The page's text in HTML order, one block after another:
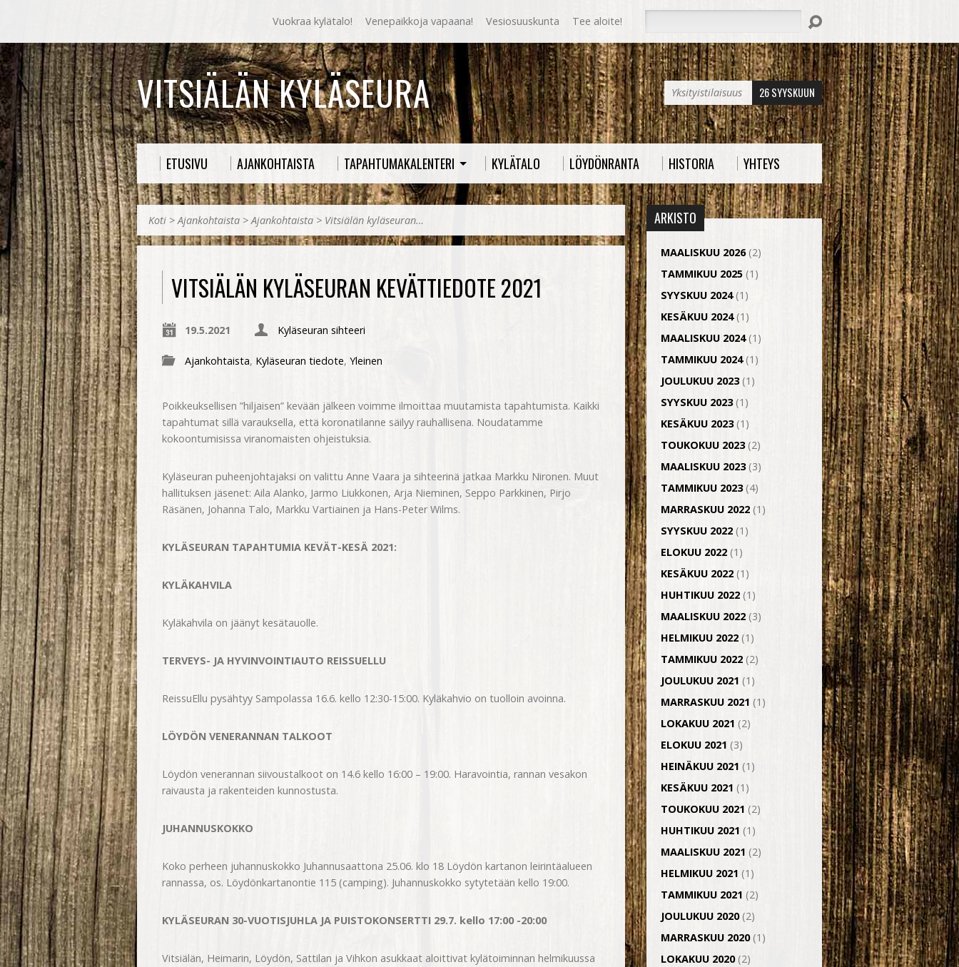
Vuokraa kylätalo! Venepaikkoja vapaana! Vesiosuuskunta Tee aloite!
VITSIÄLÄN KYLÄSEURA Yksityistilaisuus 26 SYYSKUUN
ETUSIVU AJANKOHTAISTA TAPAHTUMAKALENTERI KYLÄTALO LÖYDÖNRANTA HISTORIA YHTEYS
Koti >Ajankohtaista >Ajankohtaista > Vitsiälän kyläseuran…
VITSIÄLÄN KYLÄSEURAN KEVÄTTIEDOTE 2021
19.5.2021 Kyläseuran sihteeri
Ajankohtaista, Kyläseuran tiedote, Yleinen
Poikkeuksellisen ”hiljaisen” kevään jälkeen voimme ilmoittaa muutamista tapahtumista. Kaikki
tapahtumat sillä varauksella, että koronatilanne säilyy rauhallisena. Noudatamme
kokoontumisissa viranomaisten ohjeistuksia.
Kyläseuran puheenjohtajaksi on valittu Anne Vaara ja sihteerinä jatkaa Markku Nironen. Muut
hallituksen jäsenet: Aila Alanko, Jarmo Liukkonen, Arja Nieminen, Seppo Parkkinen, Pirjo
Räsänen, Johanna Talo, Markku Vartiainen ja Hans-Peter Wilms.
KYLÄSEURAN TAPAHTUMIA KEVÄT-KESÄ 2021:
KYLÄKAHVILA
Kyläkahvila on jäänyt kesätauolle.
TERVEYS- JA HYVINVOINTIAUTO REISSUELLU
ReissuEllu pysähtyy Sampolassa 16.6. kello 12:30-15:00. Kyläkahvio on tuolloin avoinna.
LÖYDÖN VENERANNAN TALKOOT
Löydön venerannan siivoustalkoot on 14.6 kello 16:00 – 19:00. Haravointia, rannan vesakon
raivausta ja rakenteiden kunnostusta.
JUHANNUSKOKKO
Koko perheen juhannuskokko Juhannusaattona 25.06. klo 18 Löydön kartanon leirintäalueen
rannassa, os. Löydönkartanontie 115 (camping). Juhannuskokko sytytetään kello 19:00.
KYLÄSEURAN 30-VUOTISJUHLA JA PUISTOKONSERTTI 29.7. kello 17:00 -20:00
Vitsiälän, Heimarin, Löydön, Sattilan ja Vihkon asukkaat aloittivat kylätoiminnan helmikuussa
ARKISTO
MAALISKUU 2026(2)
TAMMIKUU 2025 (1)
SYYSKUU 2024(1)
KESÄKUU 2024(1)
MAALISKUU 2024(1)
TAMMIKUU 2024(1)
JOULUKUU 2023(1)
SYYSKUU 2023(1)
KESÄKUU 2023(1)
TOUKOKUU 2023(2)
MAALISKUU 2023(3)
TAMMIKUU 2023(4)
MARRASKUU 2022 (1)
SYYSKUU 2022 (1)
ELOKUU 2022 (1)
KESÄKUU 2022 (1)
HUHTIKUU 2022 (1)
MAALISKUU 2022 (3)
HELMIKUU 2022 (1)
TAMMIKUU 2022 (2)
JOULUKUU 2021 (1)
MARRASKUU 2021 (1)
LOKAKUU 2021 (2)
ELOKUU 2021 (3)
HEINÄKUU 2021 (1)
KESÄKUU 2021 (1)
TOUKOKUU 2021 (2)
HUHTIKUU 2021 (1)
MAALISKUU 2021 (2)
HELMIKUU 2021 (1)
TAMMIKUU 2021 (2)
JOULUKUU 2020(2)
MARRASKUU 2020(1)
LOKAKUU 2020(2)